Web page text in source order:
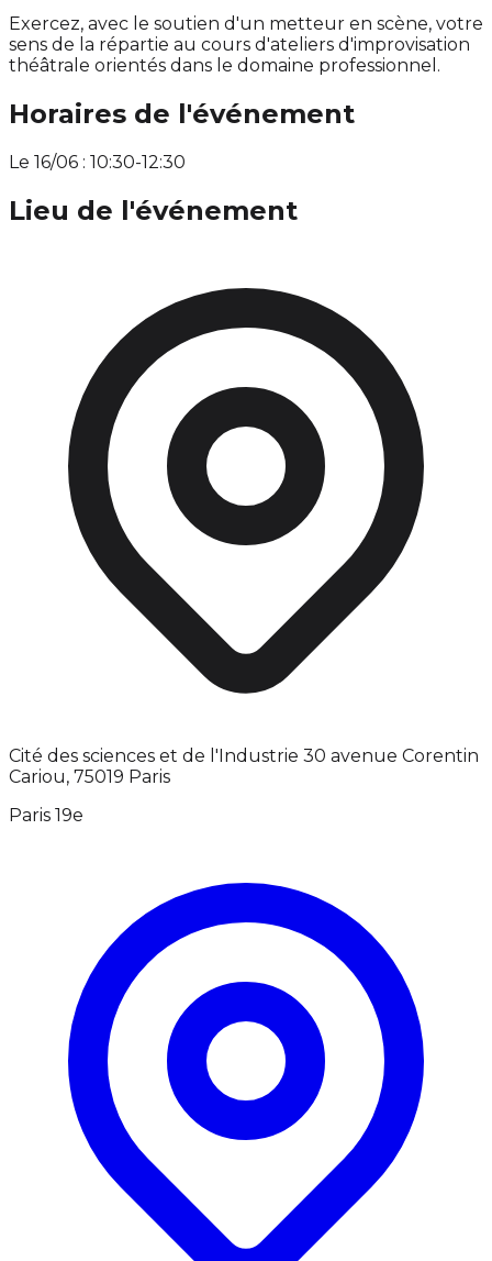
Exercez, avec le soutien d'un metteur en scène, votre
sens de la répartie au cours d'ateliers d'improvisation
théâtrale orientés dans le domaine professionnel.
Horaires de l'événement
Le 16/06 : 10:30-12:30
Lieu de l'événement
Cité des sciences et de l'Industrie 30 avenue Corentin
Cariou, 75019 Paris
Paris 19e